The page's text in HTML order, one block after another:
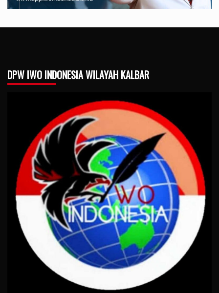
DPW IWO INDONESIA WILAYAH KALBAR